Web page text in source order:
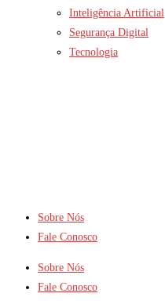
Inteligência Artificial
Segurança Digital
Tecnologia
Sobre Nós
Fale Conosco
Sobre Nós
Fale Conosco